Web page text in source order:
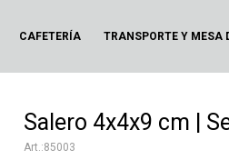
CAFETERÍA TRANSPORTE Y MESA
Salero 4x4x9 cm |
85003